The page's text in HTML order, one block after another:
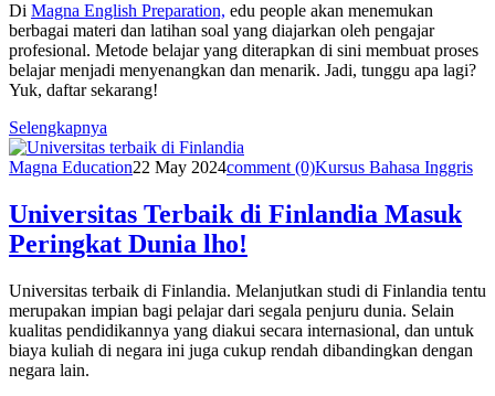
Di Magna English Preparation, edu people akan menemukan
berbagai materi dan latihan soal yang diajarkan oleh pengajar
profesional. Metode belajar yang diterapkan di sini membuat proses
belajar menjadi menyenangkan dan menarik. Jadi, tunggu apa lagi?
Yuk, daftar sekarang!
Selengkapnya
Magna Education22 May 2024comment (0)Kursus Bahasa Inggris
Universitas Terbaik di Finlandia Masuk
Peringkat Dunia lho!
Universitas terbaik di Finlandia. Melanjutkan studi di Finlandia tentu
merupakan impian bagi pelajar dari segala penjuru dunia. Selain
kualitas pendidikannya yang diakui secara internasional, dan untuk
biaya kuliah di negara ini juga cukup rendah dibandingkan dengan
negara lain.